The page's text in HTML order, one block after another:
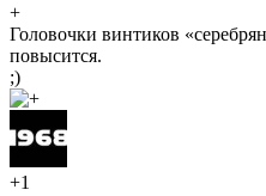
+
Головочки винтиков
повысится.
;)
+1